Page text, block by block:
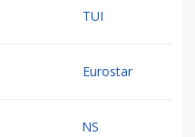
TUI
Eurostar
NS